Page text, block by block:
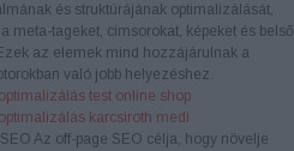
és struktúrájának optimalizálását,
a meta-tageket, címsorokat, képeket és belső
az elemek mind hozzájárulnak a
való jobb helyezéshez.
test online shop
karcsiroth medi
Az off-page SEO célja, hogy növelje